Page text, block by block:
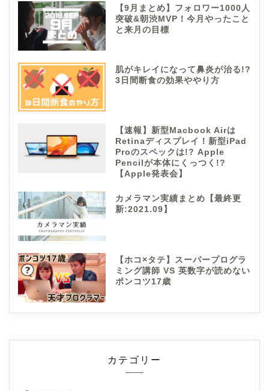
【9月まとめ】フォロワー1000人
突破&朝渋MVP！今月やったこと
と来月の目標
肌がキレイになって鼻炎が治る!?
3日間断食の効果ややり方
【速報】新型Macbook Airは
Retinaディスプレイ！新型iPad
Proのスペックは!? Apple
Pencilが本体にくっつく!?
【Apple発表会】
カメラマン実績まとめ【最終更
新:2021.09】
【ホコ×タテ】スーパープログラ
ミング講師 VS 英数字が読めない
ポンコツ17歳
カテゴリー